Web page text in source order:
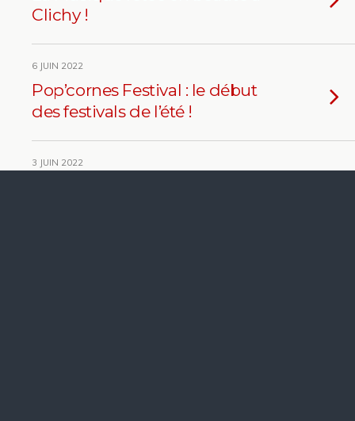
Clichy !
6 JUIN 2022
Pop’cornes Festival : le début
des festivals de l’été !
3 JUIN 2022